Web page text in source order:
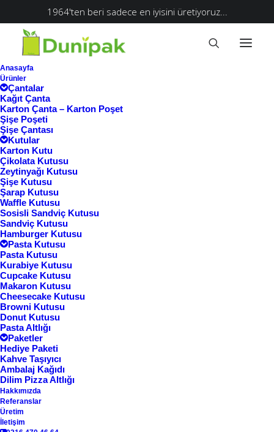
1964'ten beri sadece en iyisini üretiyoruz...
Anasayfa
Ürünler
Çantalar
Kağıt Çanta
Karton Çanta – Karton Poşet
Şişe Poşeti
Şişe Çantası
Kutular
Karton Kutu
Çikolata Kutusu
Zeytinyağı Kutusu
Şişe Kutusu
Şarap Kutusu
Waffle Kutusu
Sosisli Sandviç Kutusu
Sandviç Kutusu
Hamburger Kutusu
Pasta Kutusu
Pasta Kutusu
Kurabiye Kutusu
Cupcake Kutusu
Makaron Kutusu
Cheesecake Kutusu
Browni Kutusu
Donut Kutusu
Pasta Altlığı
Paketler
Hediye Paketi
Kahve Taşıyıcı
Ambalaj Kağıdı
Dilim Pizza Altlığı
Hakkımızda
Referanslar
Üretim
İletişim
Ana Sayfa
Ürünler “sosisli sandviç kutusu fiyatları”
olarak etiketlendi
sosisli sandviç kutusu
fiyatları